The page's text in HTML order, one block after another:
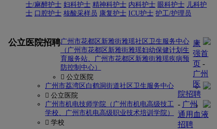
士/麻醉护士 妇科护士 精神科护士 内科护士 眼科护士 儿科护
士 口腔护士 核酸采样员 康复护士 ICU护士 护工/护理员
公立医院招聘广州市花都区新雅街雅瑶社区卫生服务中心
（广州市花都区新雅街雅瑶妇幼保健计划生
育服务站、广州市花都区新雅街雅瑶疾病预
防控制中心）
 公立医院
广州市荔湾区白鹤洞街道社区卫生服务中心
 公立医院
广州市机电技师学院（广州市机电高级技工
学校、广州市机电高级职业技术培训学院）
 学校
康
强首
页 -
广州
医
院招聘
- 广州
通用血液
招聘